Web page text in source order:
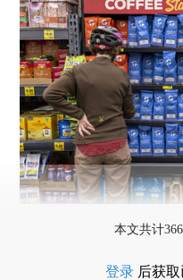
本文共计
登录 后获